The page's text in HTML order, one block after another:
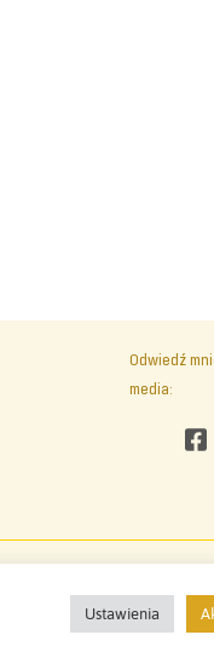
Odwiedź
media:
Ustawienia